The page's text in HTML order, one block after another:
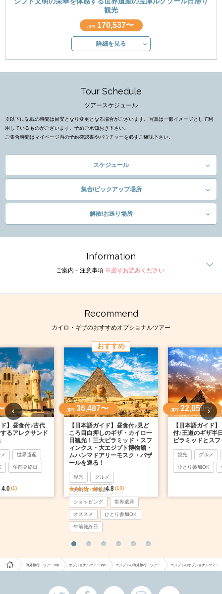
観光
JPY 170,537〜
詳細を見る
Tour Schedule
ツアースケジュール
※以下に記載の時間は目安となり変更となる場合がございます。写真は一部イメージとして利
用しているものがございます。予めご承知おき下さい。
ご集合時間はマイページ内の予約確認書やバウチャーを必ずご確認下さい。
スケジュール
集合/ピックアップ場所
解散/お送り場所
Information
ご案内・注意事項 ※必ずお読みください
Recommend
カイロ・ギザのおすすめオプショナルツアー
】昼食付♪古代
るアレクサンド
世界遺産
午前発終日
4.0(1)
おすすめ
JPY 36,487〜
【日本語ガイド】昼食付♪見ど
ころ目白押しのギザ・カイロ一
日観光！三大ピラミッド・スフ
ィンクス・大エジプト博物館・
ムハンマドアリーモスク・バザ
ールを巡る！
観光 グルメ
美術館・博物館
ショッピング 世界遺産
オススメ ひとり参加OK
午前発終日
4.8(13)
JPY 22,050〜
【日本語ガイド
付♪王道のギザ半
ピラミッドとス
観光 グルメ
ひとり参加OK
海外旅行・ツアーTop オプショナルツアーTop エジプトの海外旅行・ツアー エジプトのオプショナルツアー